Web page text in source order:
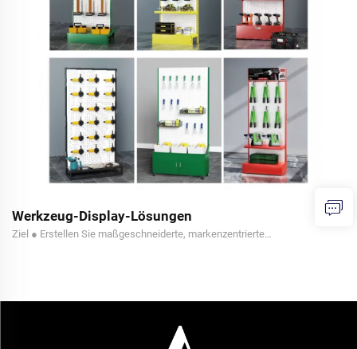
Werkzeug-Display-Lösungen
Ziel ● Erstellen Sie maßgeschneiderte, markenzentrierte